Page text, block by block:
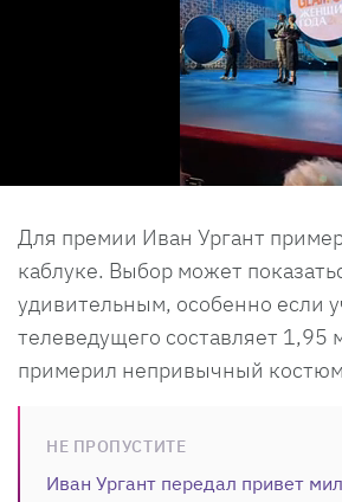
Для премии Иван Ургант
каблуке. Выбор может
удивительным, особенно если
телеведущего составляет 1,95
примерил непривычный костюм
НЕ ПРОПУСТИТЕ
Иван Ургант передал привет